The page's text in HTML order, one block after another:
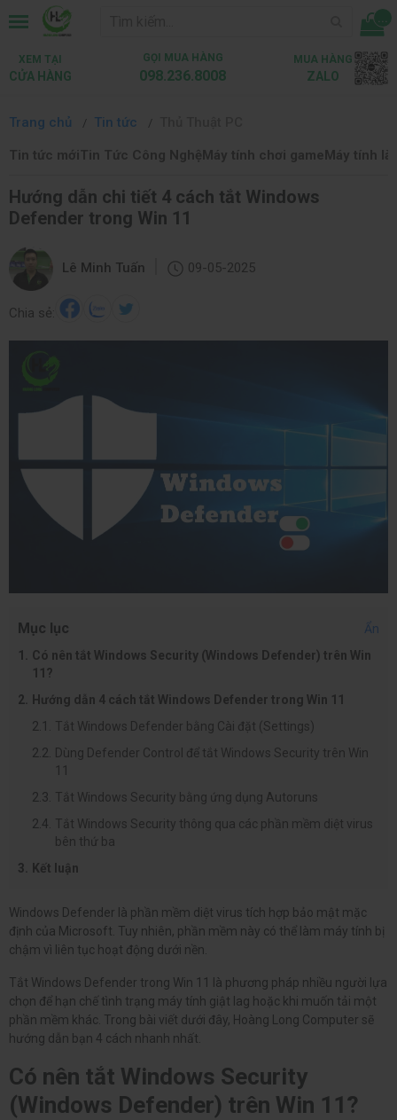
...
XEM TẠI
CỬA HÀNG
GỌI MUA HÀNG
098.236.8008
MUA HÀNG
ZALO
Trang chủ Tin tức
Tin tức mớiTin Tức Công NghệMáy tính chơi gameMáy tính
Hướng dẫn chi tiết 4 cách tắt Windows
Defender trong Win 11
Lê Minh Tuấn 09-05-2025
Chia sẻ:
Mục lục
Ẩn
Có nên tắt Windows Security (Windows Defender) trên Win
11?
Hướng dẫn 4 cách tắt Windows Defender trong Win 11
Tắt Windows Defender bằng Cài đặt (Settings)
Dùng Defender Control để tắt Windows Security trên Win
11
Tắt Windows Security bằng ứng dụng Autoruns
Tắt Windows Security thông qua các phần mềm diệt virus
bên thứ ba
Kết luận
Windows Defender là phần mềm diệt virus tích hợp bảo mật mặc
định của Microsoft. Tuy nhiên, phần mềm này có thể làm máy tính bị
chậm vì liên tục hoạt động dưới nền.
Tắt Windows Defender trong Win 11 là phương pháp nhiều người lựa
chọn để hạn chế tình trạng máy tính giật lag hoặc khi muốn tải một
phần mềm khác. Trong bài viết dưới đây, Hoàng Long Computer sẽ
hướng dẫn bạn 4 cách nhanh nhất.
Có nên tắt Windows Security
(Windows Defender) trên Win 11?